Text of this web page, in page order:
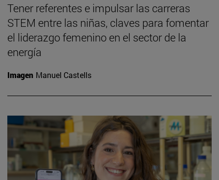
Tener referentes e impulsar las carreras
STEM entre las niñas, claves para fomentar
el liderazgo femenino en el sector de la
energía
Imagen Manuel Castells